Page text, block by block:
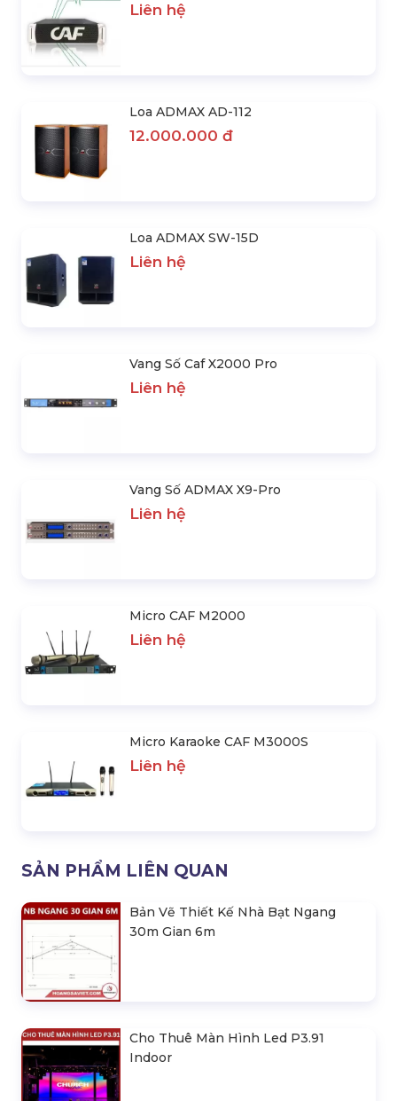
Liên hệ
Loa ADMAX AD-112
12.000.000 đ
Loa ADMAX SW-15D
Liên hệ
Vang Số Caf X2000 Pro
Liên hệ
Vang Số ADMAX X9-Pro
Liên hệ
Micro CAF M2000
Liên hệ
Micro Karaoke CAF M3000S
Liên hệ
SẢN PHẨM LIÊN QUAN
Bản Vẽ Thiết Kế Nhà Bạt Ngang
30m Gian 6m
Cho Thuê Màn Hình Led P3.91
Indoor